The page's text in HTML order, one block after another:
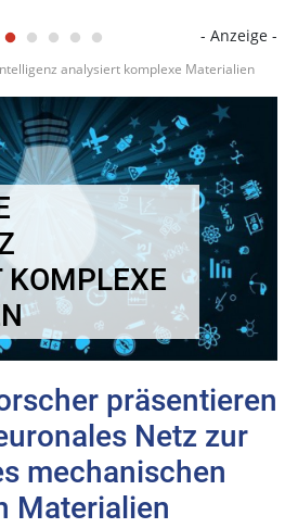
- Anzeige -
analysiert komplexe Materialien
KOMPLEXE
präsentieren
Netz zur
mechanischen
Materialien